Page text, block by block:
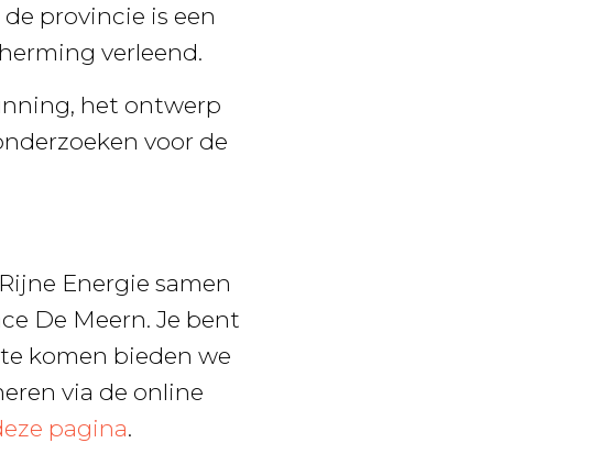
provincie is een
verleend.
het ontwerp
voor de
Energie samen
De Meern. Je bent
komen bieden we
via de online
pagina.